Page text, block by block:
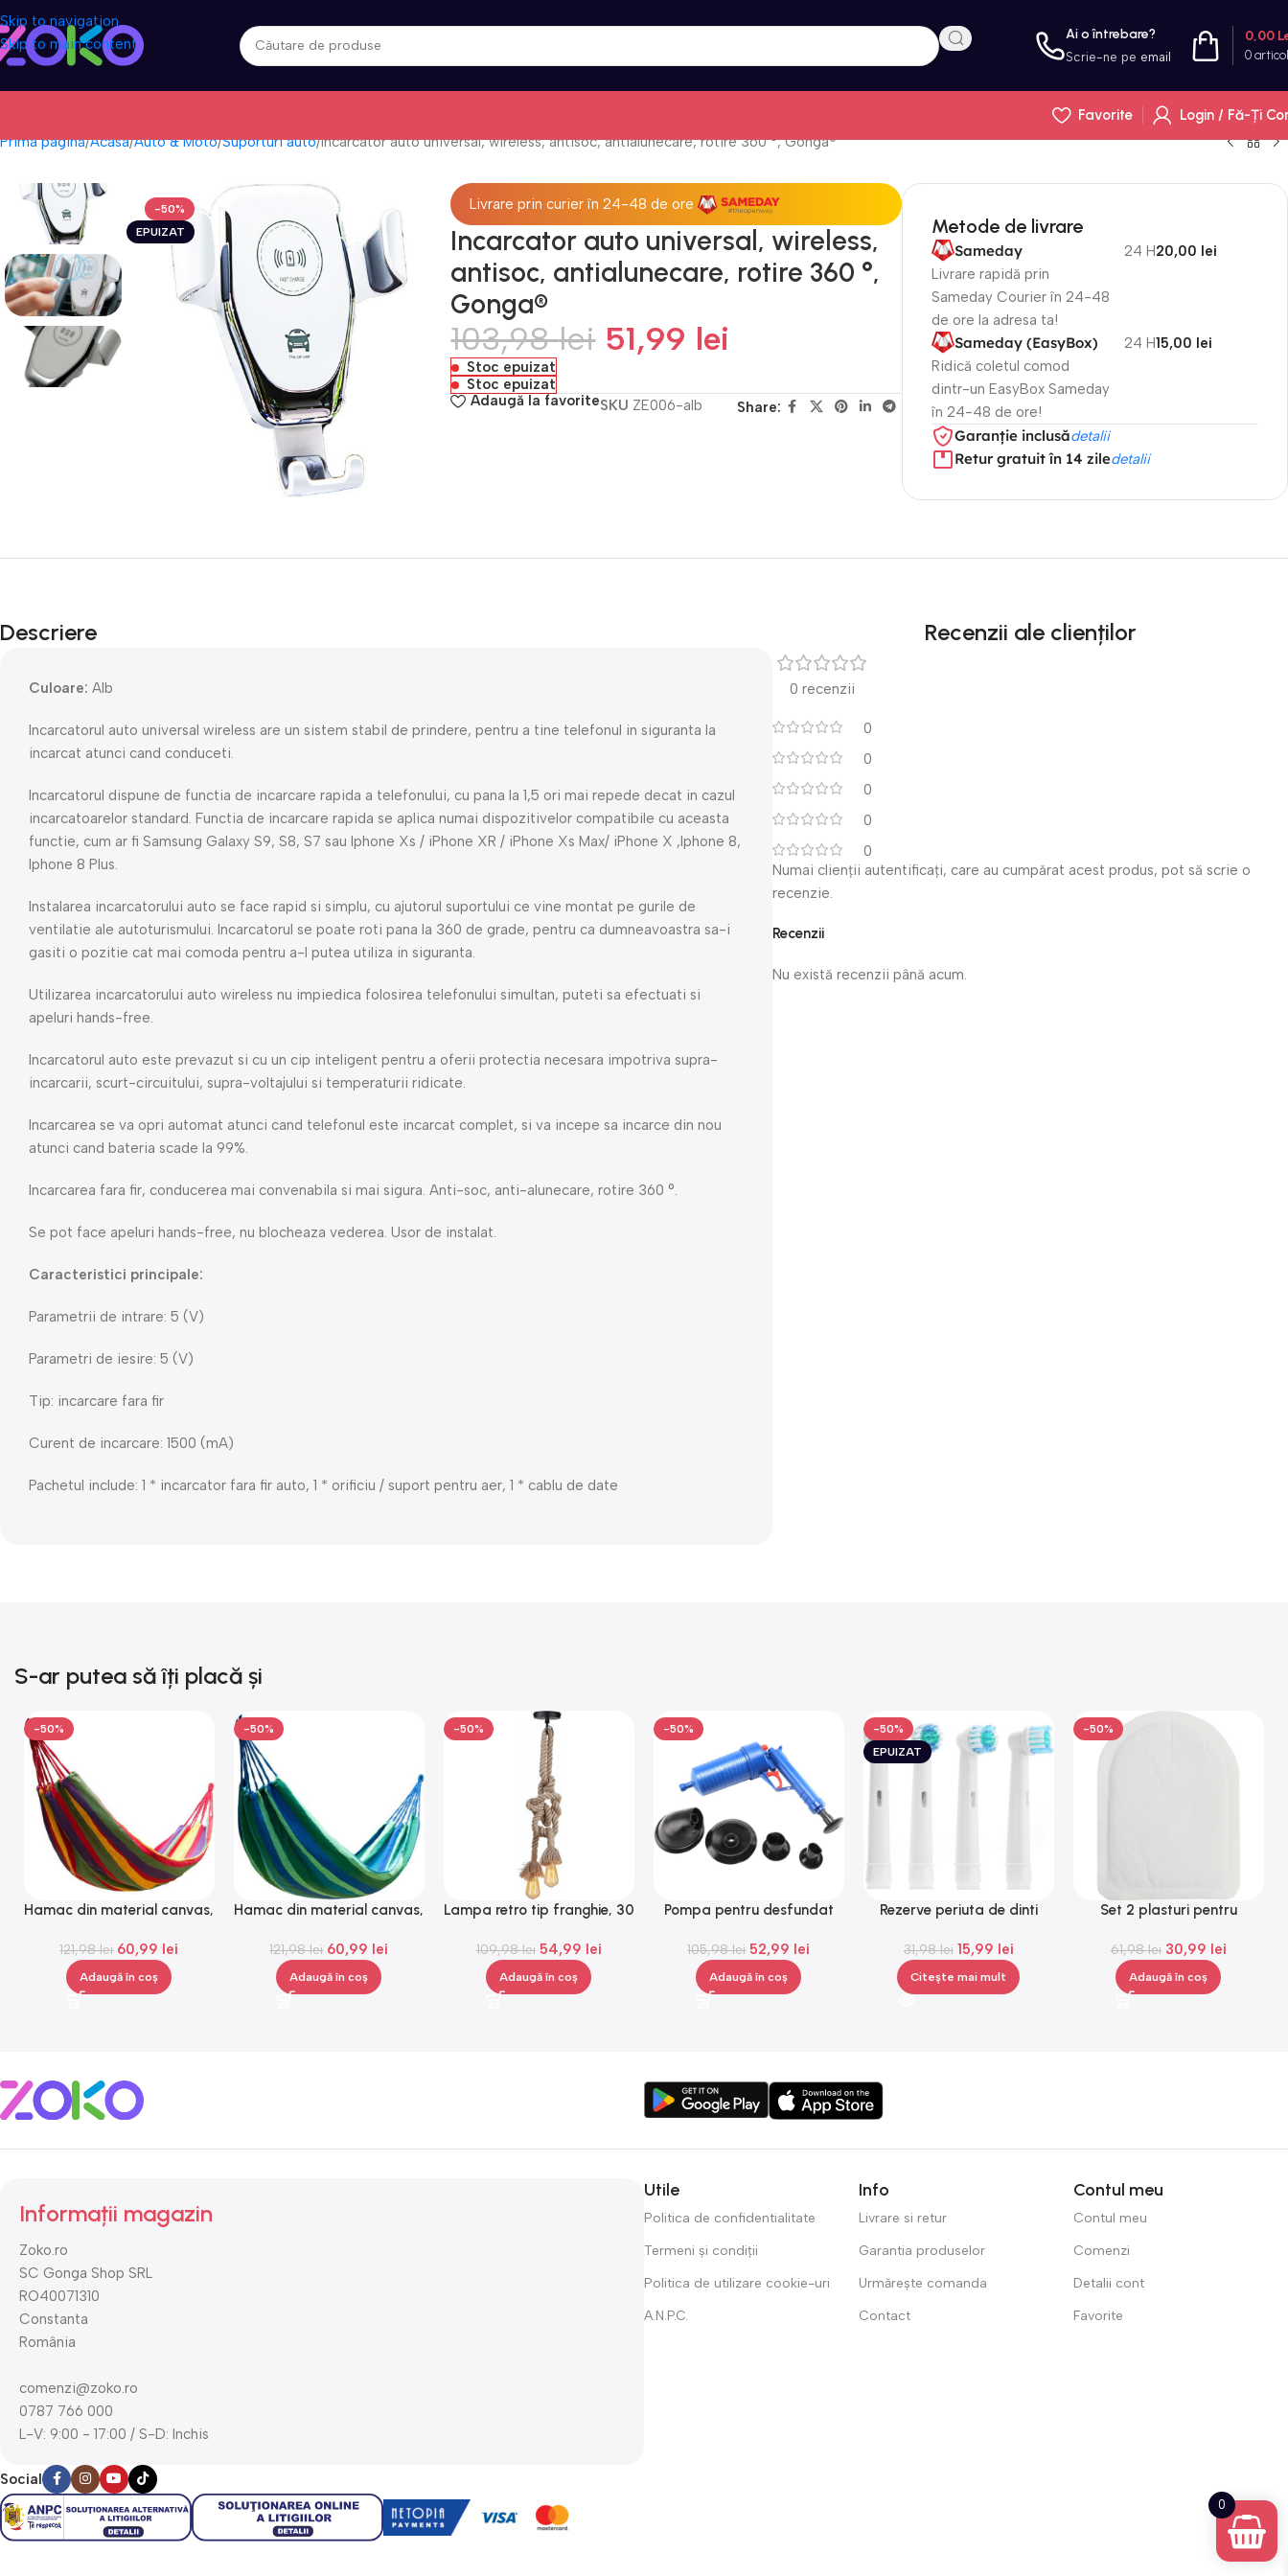
Skip to navigation
Skip to main content
Ai o întrebare?
Scrie-ne pe email 0
0,00
Favorite
Login / Fă-Ți
Prima pagină Acasa Auto & Moto Suporturi auto Incarcator auto universal, wireless, antisoc, antialunecare, rotire 360 °, Gonga®
-50%
EPUIZAT
Livrare prin curier în 24-48 de ore
Incarcator auto universal, wireless,
antisoc, antialunecare, rotire 360 °,
Gonga®
103,98lei 51,99 lei
Stoc epuizat
Stoc epuizat
Adaugă la favoriteSKU ZE006-alb Share:
Metode de livrare
Sameday
Livrare rapidă prin
Sameday Courier în 24-48
de ore la adresa ta!
24 H20,00 lei
Sameday (EasyBox)
Ridică coletul comod
dintr-un EasyBox Sameday
în 24-48 de ore!
24 H15,00 lei
Garanție inclusădetalii
Retur gratuit în 14 ziledetalii
Descriere
Culoare: Alb
Incarcatorul auto universal wireless are un sistem stabil de prindere, pentru a tine telefonul in siguranta la
incarcat atunci cand conduceti.
Incarcatorul dispune de functia de incarcare rapida a telefonului, cu pana la 1,5 ori mai repede decat in cazul
incarcatoarelor standard. Functia de incarcare rapida se aplica numai dispozitivelor compatibile cu aceasta
functie, cum ar fi Samsung Galaxy S9, S8, S7 sau Iphone Xs / iPhone XR / iPhone Xs Max/ iPhone X ,Iphone 8,
Iphone 8 Plus.
Instalarea incarcatorului auto se face rapid si simplu, cu ajutorul suportului ce vine montat pe gurile de
ventilatie ale autoturismului. Incarcatorul se poate roti pana la 360 de grade, pentru ca dumneavoastra sa-i
gasiti o pozitie cat mai comoda pentru a-l putea utiliza in siguranta.
Utilizarea incarcatorului auto wireless nu impiedica folosirea telefonului simultan, puteti sa efectuati si
apeluri hands-free.
Incarcatorul auto este prevazut si cu un cip inteligent pentru a oferii protectia necesara impotriva supra-
incarcarii, scurt-circuitului, supra-voltajului si temperaturii ridicate.
Incarcarea se va opri automat atunci cand telefonul este incarcat complet, si va incepe sa incarce din nou
atunci cand bateria scade la 99%.
Incarcarea fara fir, conducerea mai convenabila si mai sigura. Anti-soc, anti-alunecare, rotire 360 °.
Se pot face apeluri hands-free, nu blocheaza vederea. Usor de instalat.
Caracteristici principale:
Parametrii de intrare: 5 (V)
Parametri de iesire: 5 (V)
Tip: incarcare fara fir
Curent de incarcare: 1500 (mA)
Pachetul include: 1 * incarcator fara fir auto, 1 * orificiu / suport pentru aer, 1 * cablu de date
Recenzii ale clienților
0 recenzii
0
0
0
0
0
Recenzii
Nu există recenzii până acum.
Numai clienții autentificați, care au cumpărat acest produs, pot să scrie o
recenzie.
S-ar putea să îți placă și
-50%
Hamac din material canvas,
121,98lei 60,99 lei
Adaugă în coș
-50%
Hamac din material canvas,
121,98lei 60,99 lei
Adaugă în coș
-50%
Lampa retro tip franghie, 30
109,98lei 54,99 lei
Adaugă în coș
-50%
Pompa pentru desfundat
105,98lei 52,99 lei
Adaugă în coș
-50%
EPUIZAT
Rezerve periuta de dinti
capete de periuta, 4 bucati
31,98lei 15,99 lei
Citește mai mult
-50%
Set 2 plasturi pentru
picioarelor, Gonga®
61,98lei 30,99 lei
Adaugă în coș
Informații magazin
Zoko.ro
SC Gonga Shop SRL
RO40071310
Constanta
România
comenzi@zoko.ro
0787 766 000
L-V: 9:00 - 17:00 / S-D: Inchis
Social
Utile
Politica de confidentialitate
Termeni și condiții
Politica de utilizare cookie-uri
A.N.P.C.
Info
Livrare si retur
Garantia produselor
Urmărește comanda
Contact
Contul meu
Contul meu
Comenzi
Detalii cont
Favorite
0